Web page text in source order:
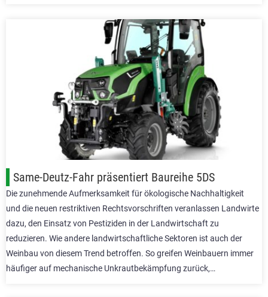
Same-Deutz-Fahr präsentiert Baureihe 5DS
Die zunehmende Aufmerksamkeit für ökologische Nachhaltigkeit
und die neuen restriktiven Rechtsvorschriften veranlassen Landwirte
dazu, den Einsatz von Pestiziden in der Landwirtschaft zu
reduzieren. Wie andere landwirtschaftliche Sektoren ist auch der
Weinbau von diesem Trend betroffen. So greifen Weinbauern immer
häufiger auf mechanische Unkrautbekämpfung zurück,…